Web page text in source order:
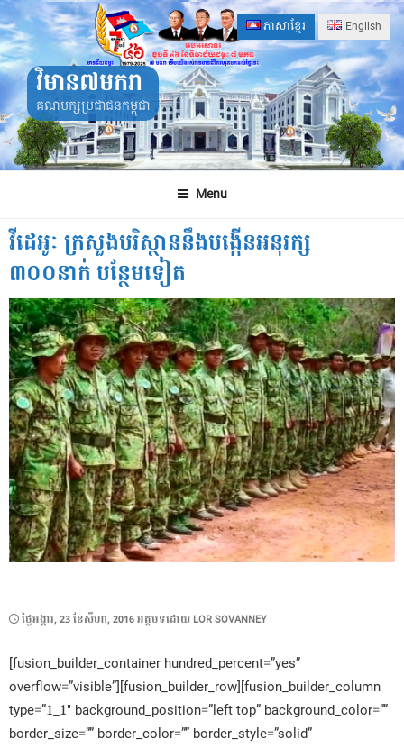
Skip
to
content
ភាសាខ្មែរ English
វិមាន៧មករា
គណបក្សប្រជាជនកម្ពុជា
Menu
វីដេអូៈ ក្រសួងបរិស្ថាននឹងបង្កើនអនុរក្ស
៣០០នាក់ បន្ថែមទៀត
POSTED
ថ្ងៃ​អង្គារ, 23 ខែ​សីហា, 2016អត្ថបទដោយ LOR SOVANNEY
[fusion_builder_container hundred_percent=”yes”
overflow=”visible”][fusion_builder_row][fusion_builder_column
type=”1_1″ background_position=”left top” background_color=””
border_size=”” border_color=”” border_style=”solid”